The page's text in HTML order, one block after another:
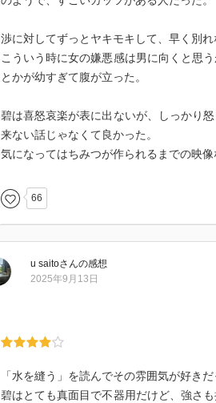
『西洋蜜蜂』と、『やや小ぶりで、身体
→ 『こいつらは巣箱を用意しても嫌なら
ら出ていく。家賃がわりに蜂蜜をもらう
『家賃がわりに蜂蜜をもらう』という人
す、そして、そんなことを話す黒江は初
前の匂いをまだ覚えてない。知らない匂
す。『蜜蜂』を飼うという感覚の先にあ
王に巣をゆずって新しい巣をつくるため
る』という『蜜蜂』にとっても養蜂家に
→ 『すごいぞ。木の枝にくす玉みたい
がぶわーっと真っ黒に染まる』
れに続いて数匹の蜂が後を追う。「偵察
そんな光景を全く見たことがない身には
渉に対してずっとヤキモキして、早く別
こういう時に女の嫌悪感は男に向くと思
とかが幼すぎて腹が立った。
碧は喜怒哀楽が表に出ないが、しっかり
来ない話じゃなくて良かった。
気になってはちみつが作られるまでの映像
66
u saitoさんの感想
2025年9月13日
「水を縫う」を読んでその雰囲気が好き
碧はとても真面目で不器用だけど、強さ